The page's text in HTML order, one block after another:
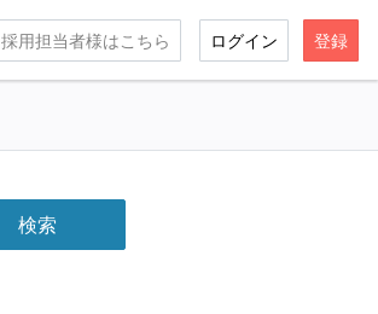
採用担当者様はこちら ログイン 登録